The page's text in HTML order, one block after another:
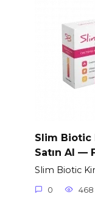
Slim Biotic
Satın Al —
Slim Biotic
0 468